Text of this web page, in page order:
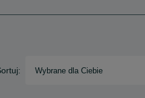
Wybrane dla Ciebie